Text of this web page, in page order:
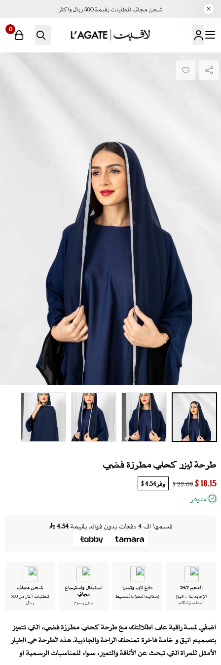
شحن مجاني للطلبات بقيمة 500 ريال واكثر
لاقيت | LAGATE
0
طرحة ليزر كحلي مطرزة فضي
18.15 $
22.69 $ وفر4.54 $
متوفر
قسمها الى 4 دفعات بدون فوائد بقيمة 4.54
الدعم 24/7
الإجابة على جميع
استفساراتكم
دفع تابي وتمارا
إمكانية الدفع بالتقسيط
استبدال واسترجاع
مجاني
بدون رسوم
شحن مجاني
للطلبات أكثر من 500
ريال
أضفي لمسة راقية على إطلالتك مع طرحة كحلي مطرزة فضي، التي تتميز
بتصميم أنيق و خامة فاخرة تمنحك الراحة والجاذبية. هذه الطرحة هي الخيار
الأمثل للمرأة التي تبحث عن الأناقة والتميز، سواء للمناسبات الرسمية أو